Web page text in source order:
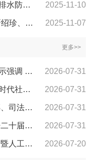
【我为群众办实事】加快推进城市排水防涝项目 保障市民“脚下安全” 2025-11-10
继承（受遗赠）不动产登记公告(胥绍珍、李仕东) 2025-11-07
更多>>
习近平对基础教育工作作出重要指示强调 全面贯彻党的教育方针落实立德树人根本任务 不断开创基础教育高质量发展新局面 丁薛祥... 2026-07-31
中共中央国务院印发《关于加强新时代社会工作的意见》 2026-07-31
中共中央国务院转发 《中央宣传部、司法部关于开展法治宣传教育的第九个五年规划（2026—2030年）》 2026-07-31
中共中央政治局召开会议 决定召开二十届五中全会 分析研究当前经济形势和经济工作 中共中央总书记习近平主持会议 2026-07-31
习近平出席2026世界人工智能大会暨人工智能全球治理高级别会议开幕式并发表主旨讲话 2026-07-20